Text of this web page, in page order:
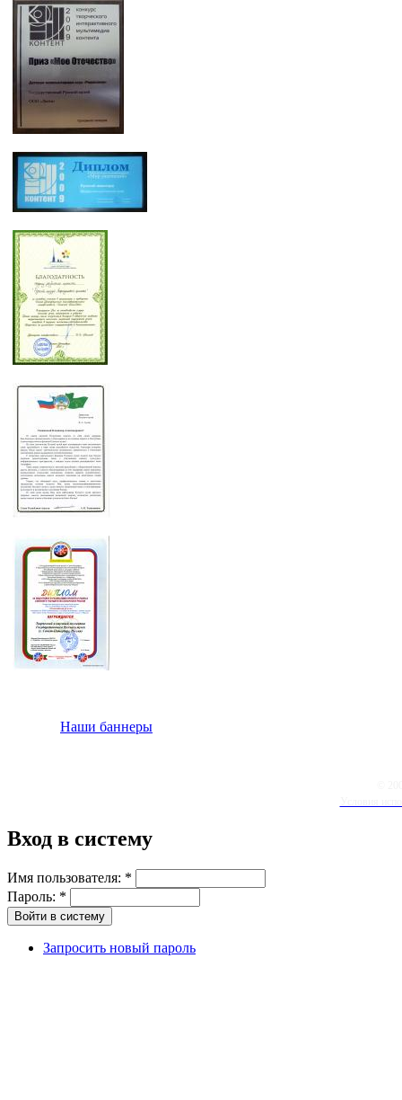
Наши баннеры
Вход в систему
Имя пользователя: *
Пароль: *
Запросить новый пароль